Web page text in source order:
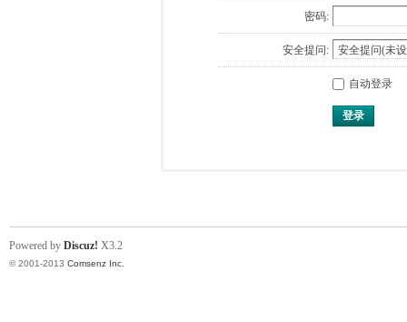
密码:
安全提问:
自动登录
登录
Powered by Discuz! X3.2
© 2001-2013 Comsenz Inc.